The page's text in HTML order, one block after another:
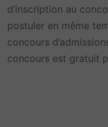
d’inscription au
postuler en même
concours
concours est gratuit